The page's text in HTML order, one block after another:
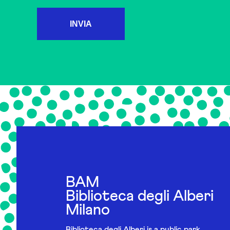
INVIA
BAM
Biblioteca degli Alberi
Milano